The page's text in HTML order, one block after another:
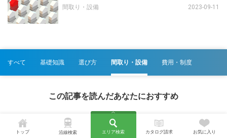
トップ 沿線検索 エリア検索 カタログ請求 お気に入り
間取り・設備
2023-09-11
すべて 基礎知識 選び方 間取り・設備 費用・制度
この記事を読んだあなたにおすすめ